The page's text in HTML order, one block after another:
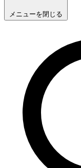
メニューを閉じる